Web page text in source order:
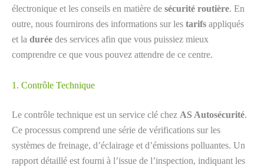
électronique et les conseils en matière de sécurité routière. En
outre, nous fournirons des informations sur les tarifs appliqués
et la durée des services afin que vous puissiez mieux
comprendre ce que vous pouvez attendre de ce centre.
1. Contrôle Technique
Le contrôle technique est un service clé chez AS Autosécurité.
Ce processus comprend une série de vérifications sur les
systèmes de freinage, d’éclairage et d’émissions polluantes. Un
rapport détaillé est fourni à l’issue de l’inspection, indiquant les